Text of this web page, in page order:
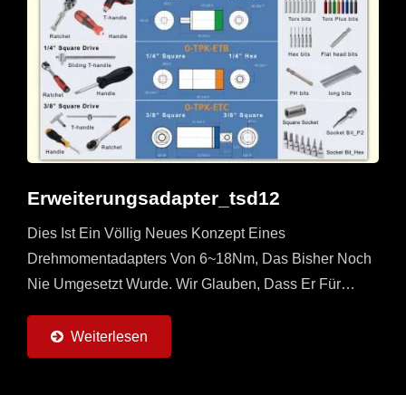
Erweiterungsadapter_tsd12
Dies Ist Ein Völlig Neues Konzept Eines
Drehmomentadapters Von 6~18Nm, Das Bisher Noch
Nie Umgesetzt Wurde. Wir Glauben, Dass Er Für
Anwendungen Mit Hohem...
Weiterlesen